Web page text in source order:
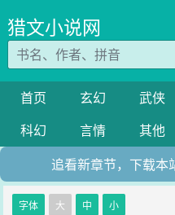
猎文小说网
首页 玄幻 武侠
科幻
言情 其他
追看新章节，下载本
字体 大 中 小